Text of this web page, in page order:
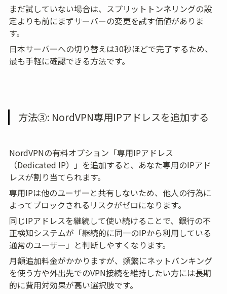
まだ試していない場合は、スプリットトンネリングの設
定よりも前にまずサーバーの変更を試す価値がありま
す。
日本サーバーへの切り替えは30秒ほどで完了するため、
最も手軽に確認できる方法です。
方法③: NordVPN専用IPアドレスを追加する
NordVPNの有料オプション「専用IPアドレス
（Dedicated IP）」を追加すると、あなた専用のIPアド
レスが割り当てられます。
専用IPは他のユーザーと共有しないため、他人の行為に
よってブロックされるリスクがゼロになります。
同じIPアドレスを継続して使い続けることで、銀行の不
正検知システムが「継続的に同一のIPから利用している
通常のユーザー」と判断しやすくなります。
月額追加料金がかかりますが、頻繁にネットバンキング
を使う方や外出先でのVPN接続を維持したい方には長期
的に費用対効果が高い選択肢です。